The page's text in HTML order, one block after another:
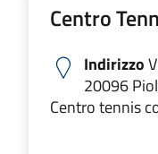
Centro
Indirizzo
20096
Centro tennis